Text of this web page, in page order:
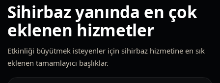
Sihirbaz yanında en çok
eklenen hizmetler
Etkinliği büyütmek isteyenler için sihirbaz hizmetine en sık
eklenen tamamlayıcı başlıklar.